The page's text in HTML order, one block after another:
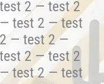
2 — test 2
test 2 — test
— test 2 —
2 — test 2
test 2 — test